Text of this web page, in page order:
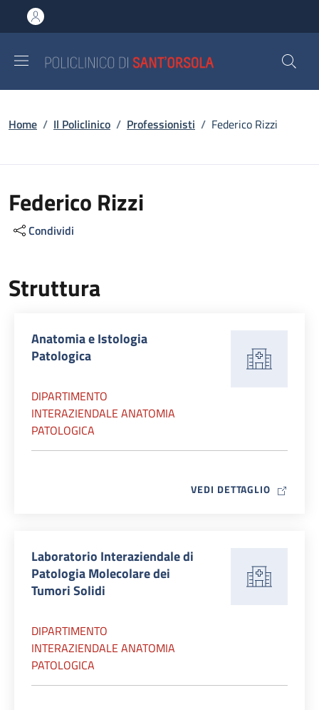
al contenuto principale
to footer content
Briciole di pane
Home / Il Policlinico / Professionisti / Federico Rizzi
Federico Rizzi
Condividi
Struttura
Anatomia e Istologia
Patologica
DIPARTIMENTO
INTERAZIENDALE ANATOMIA
PATOLOGICA
VEDI DETTAGLIO MAP ICON
Laboratorio Interaziendale di
Patologia Molecolare dei
Tumori Solidi
DIPARTIMENTO
INTERAZIENDALE ANATOMIA
PATOLOGICA